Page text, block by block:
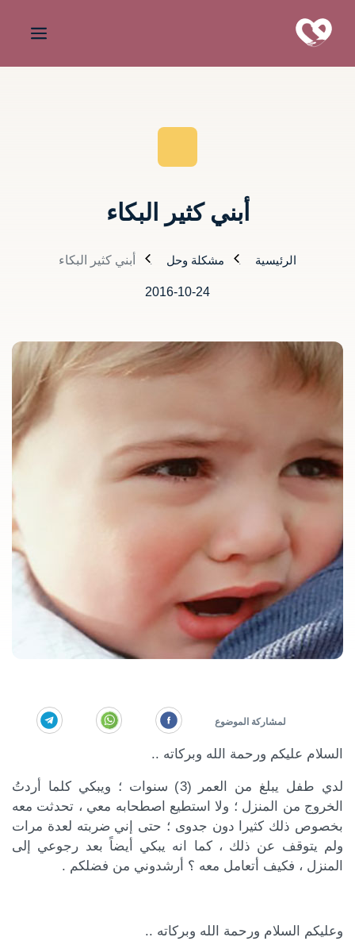
أبني كثير البكاء
الرئيسية مشكلة وحل أبني كثير البكاء
2016-10-24
السلام عليكم ورحمة الله وبركاته ..
لدي طفل يبلغ من العمر (3) سنوات ؛ ويبكي كلما أردتُ
الخروج من المنزل ؛ ولا استطيع اصطحابه معي ، تحدثت معه
بخصوص ذلك كثيرا دون جدوى ؛ حتى إني ضربته لعدة مرات
ولم يتوقف عن ذلك ، كما انه يبكي أيضاً بعد رجوعي إلى
المنزل ، فكيف أتعامل معه ؟ أرشدوني من فضلكم .
وعليكم السلام ورحمة الله وبركاته ..